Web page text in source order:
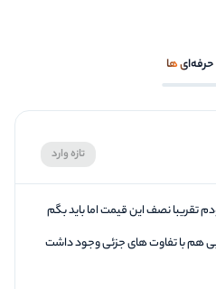
حرفه‌ای ها
تازه وارد
تقریبا نصف این قیمت اما باید بگم
هم با تفاوت های جزئی وجود داشت